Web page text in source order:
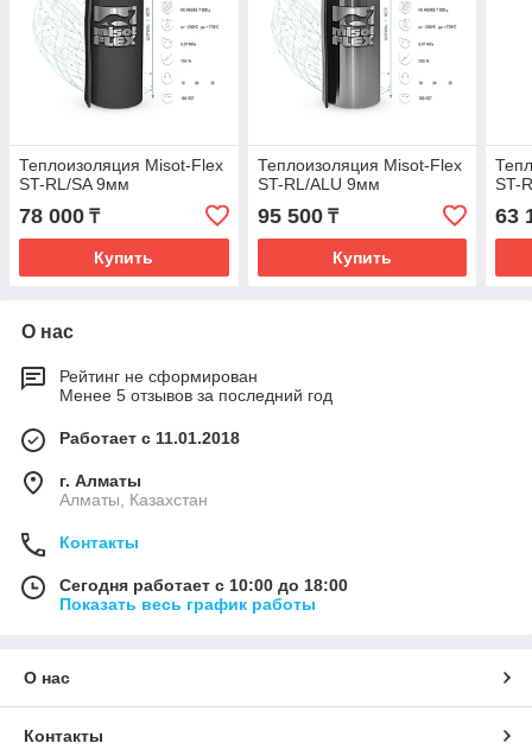
Теплоизоляция Misot-Flex
ST-RL/SA 9мм
78 000 ₸
Купить
Теплоизоляция Misot-Flex
ST-RL/ALU 9мм
95 500₸
Купить
ST-
63
О нас
Рейтинг не сформирован
Менее 5 отзывов за последний год
Работает с 11.01.2018
г. Алматы
Алматы, Казахстан
Контакты
Сегодня работает с 10:00 до 18:00
Показать весь график работы
О нас
Контакты